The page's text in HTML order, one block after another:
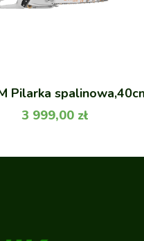
Pilarka
3 999,00 zł